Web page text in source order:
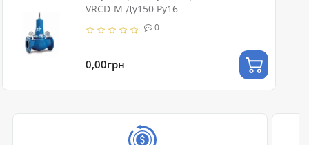
VRCD-M Ду150 Ру16
0
0,00грн